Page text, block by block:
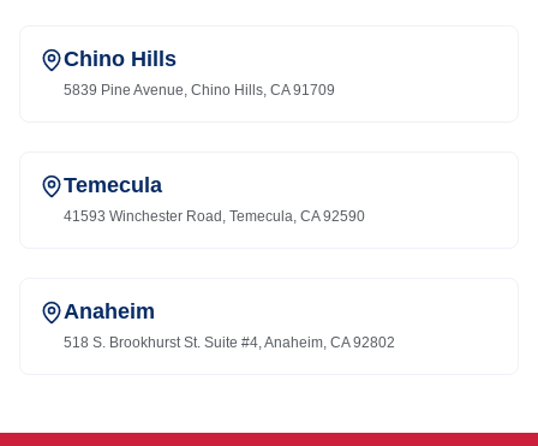
Chino Hills
5839 Pine Avenue, Chino Hills, CA 91709
Temecula
41593 Winchester Road, Temecula, CA 92590
Anaheim
518 S. Brookhurst St. Suite #4, Anaheim, CA 92802